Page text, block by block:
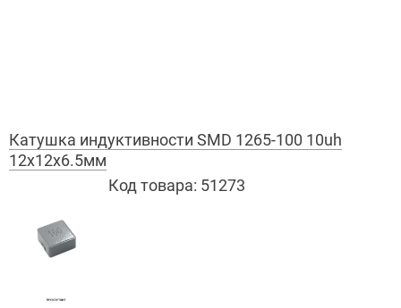
Катушка индуктивности SMD 1265-100 10uh
12x12x6.5мм
Код товара: 51273